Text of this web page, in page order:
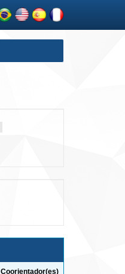
Coorientador(es)